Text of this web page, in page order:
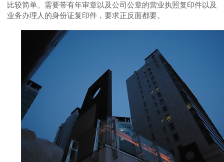
比较简单。需要带有年审章以及公司公章的营业执照复印件以及
业务办理人的身份证复印件，要求正反面都要。